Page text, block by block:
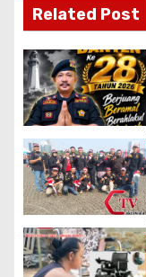
Related Post